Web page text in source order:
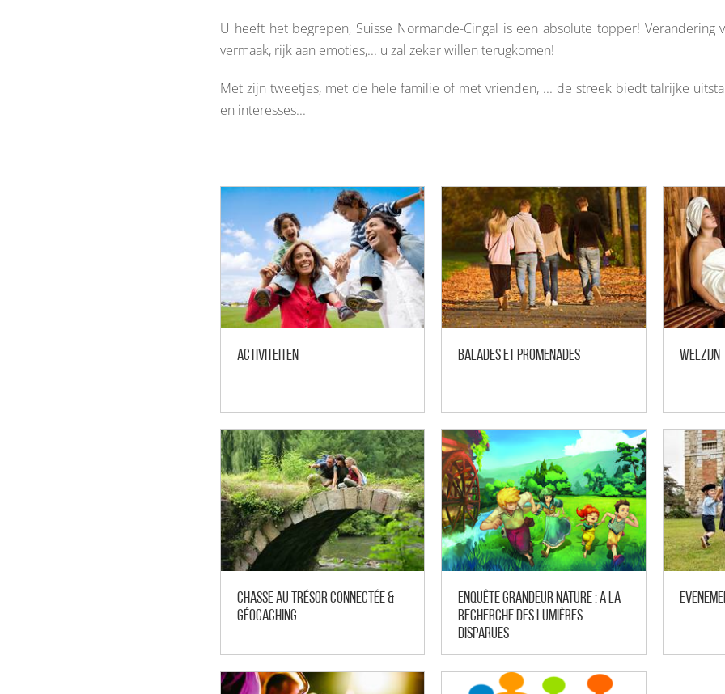
Uitgaan in Suisse Normande -
Cingal
Lokale verenigingen
U heeft het begrepen, Suisse Normande-Cingal is een absolute topper! Verandering
vermaak, rijk aan emoties,... u zal zeker willen terugkomen!
Met zijn tweetjes, met de hele familie of met vrienden, ... de streek biedt talrijke
en interesses...
Activiteiten Balades et promenades Welzijn
Chasse au trésor connectée &
Géocaching
Enquête grandeur nature : A la
recherche des lumières
disparues